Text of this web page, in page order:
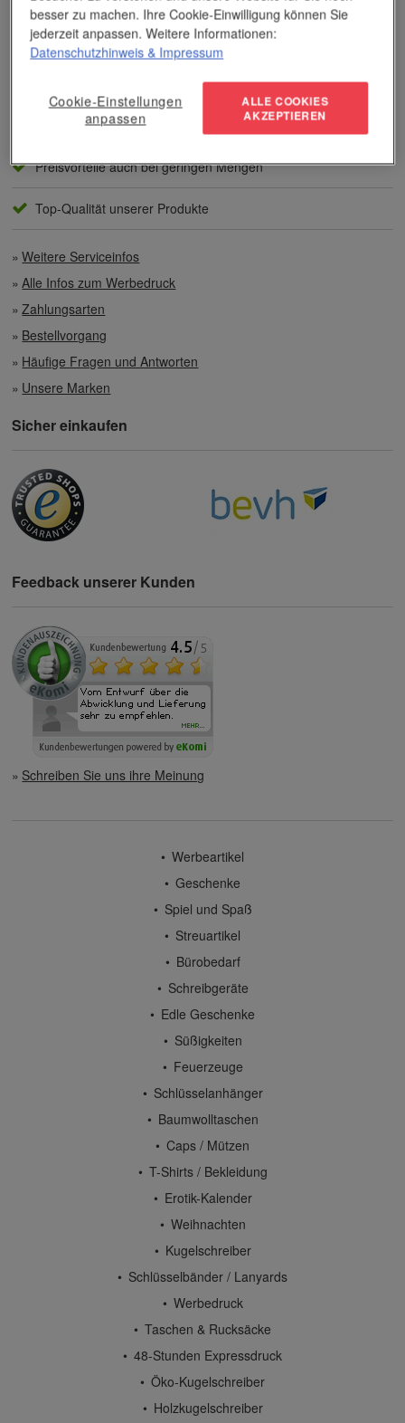
Unser Service
Zahlen per Rechnung
Preisvorteile auch bei geringen Mengen
Top-Qualität unserer Produkte
Weitere Serviceinfos
Alle Infos zum Werbedruck
Zahlungsarten
Bestellvorgang
Häufige Fragen und Antworten
Unsere Marken
Sicher einkaufen
Feedback unserer Kunden
Schreiben Sie uns ihre Meinung
Werbeartikel
Geschenke
Spiel und Spaß
Streuartikel
Bürobedarf
Schreibgeräte
Edle Geschenke
Süßigkeiten
Feuerzeuge
Schlüsselanhänger
Baumwolltaschen
Caps / Mützen
T-Shirts / Bekleidung
Erotik-Kalender
Weihnachten
Kugelschreiber
Schlüsselbänder / Lanyards
Werbedruck
Taschen & Rucksäcke
48-Stunden Expressdruck
Öko-Kugelschreiber
Holzkugelschreiber
besser zu machen. Ihre Cookie-Einwilligung können Sie
jederzeit anpassen. Weitere Informationen:
Datenschutzhinweis & Impressum
Cookie-Einstellungen
anpassen
ALLE COOKIES
AKZEPTIEREN